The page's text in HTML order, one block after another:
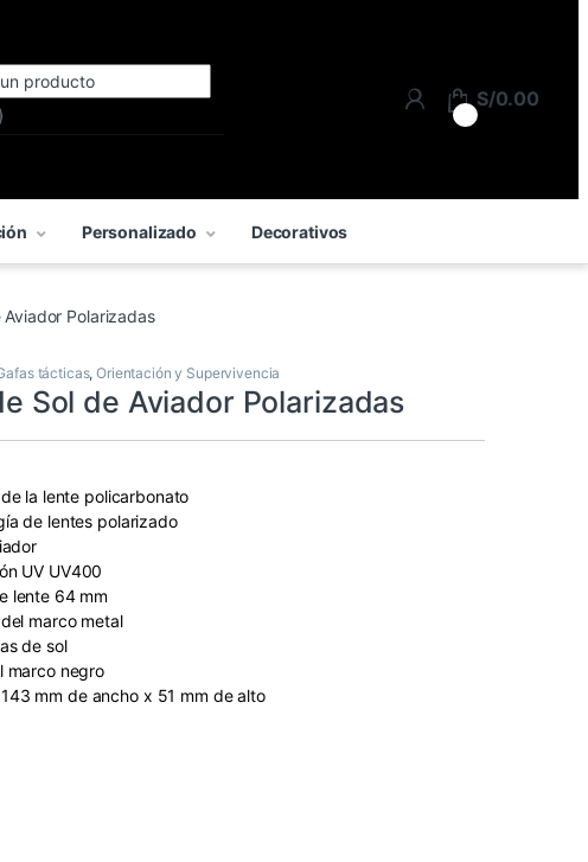
S/0.00
Personalizado Decorativos
Aviador Polarizadas
tácticas,Orientación y Supervivencia
Sol de Aviador Polarizadas
la lente policarbonato
de lentes polarizado
UV UV400
lente 64 mm
marco metal
de sol
marco negro
mm de ancho x 51 mm de alto